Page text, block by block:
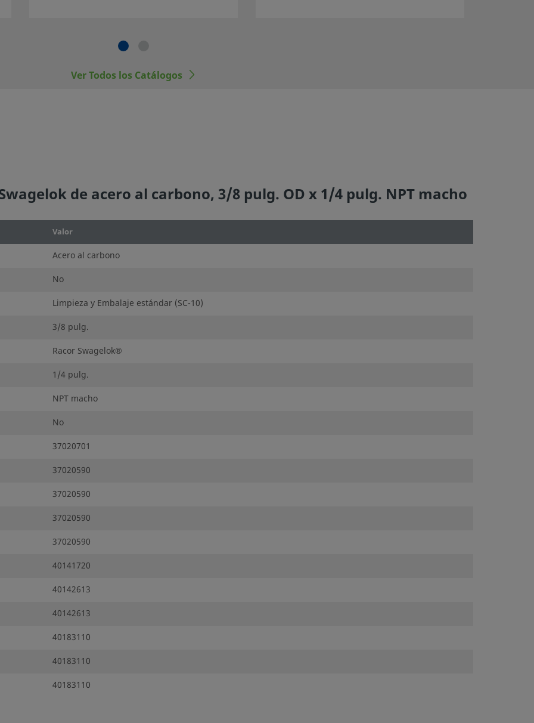
Ver Todos los Catálogos
de acero al carbono, 3/8 pulg. OD x 1/4 pulg. NPT macho
Valor
Acero al carbono
No
Limpieza y Embalaje estándar (SC-10)
3/8 pulg.
Racor Swagelok®
1/4 pulg.
NPT macho
No
37020701
37020590
37020590
37020590
37020590
40141720
40142613
40142613
40183110
40183110
40183110